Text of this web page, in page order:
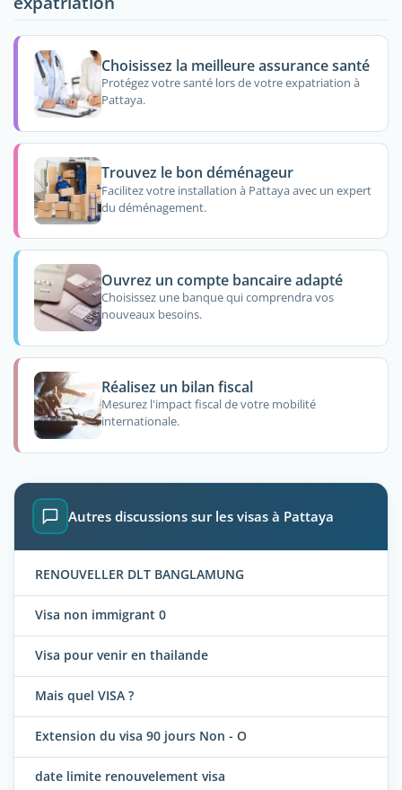
Choisissez la meilleure assurance santé
Protégez votre santé lors de votre expatriation à
Pattaya.
Trouvez le bon déménageur
Facilitez votre installation à Pattaya avec un expert
du déménagement.
Ouvrez un compte bancaire adapté
Choisissez une banque qui comprendra vos
nouveaux besoins.
Réalisez un bilan fiscal
Mesurez l'impact fiscal de votre mobilité
internationale.
Autres discussions sur les visas à Pattaya
RENOUVELLER DLT BANGLAMUNG
Visa non immigrant 0
Visa pour venir en thailande
Mais quel VISA ?
Extension du visa 90 jours Non - O
date limite renouvelement visa